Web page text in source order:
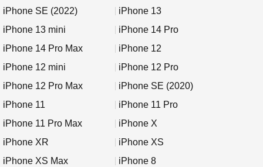
iPhone SE (2022)
iPhone 13
iPhone 13 mini
iPhone 14 Pro
iPhone 14 Pro Max
iPhone 12
iPhone 12 mini
iPhone 12 Pro
iPhone 12 Pro Max
iPhone SE (2020)
iPhone 11
iPhone 11 Pro
iPhone 11 Pro Max
iPhone X
iPhone XR
iPhone XS
iPhone XS Max
iPhone 8